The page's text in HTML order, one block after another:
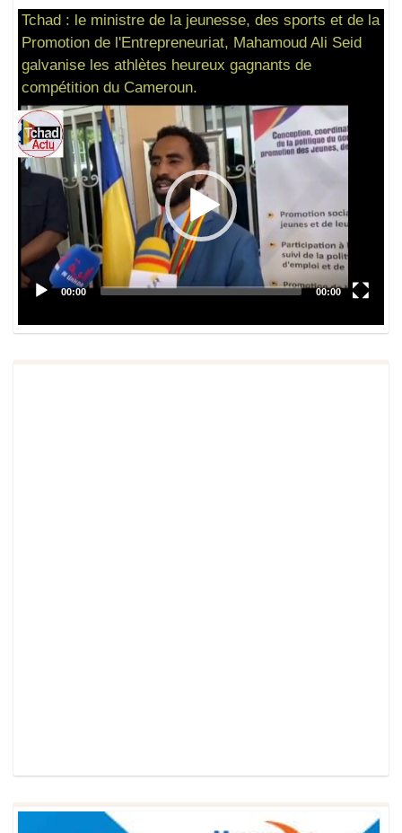
Tchad : le ministre de la jeunesse, des sports et de la
Promotion de l'Entrepreneuriat, Mahamoud Ali Seid
galvanise les athlètes heureux gagnants de
compétition du Cameroun.